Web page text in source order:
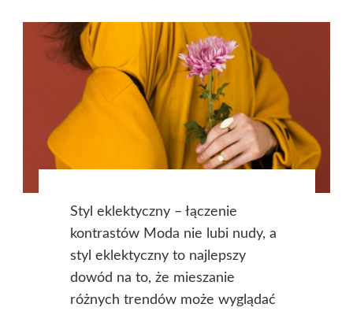
Styl eklektyczny – łączenie
kontrastów Moda nie lubi nudy, a
styl eklektyczny to najlepszy
dowód na to, że mieszanie
różnych trendów może wyglądać